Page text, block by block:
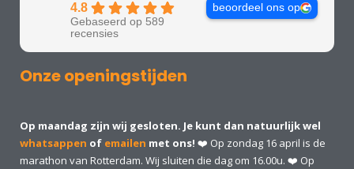
4.8
Gebaseerd op 589
recensies
beoordeel ons op
Onze openingstijden
Op maandag zijn wij gesloten. Je kunt dan natuurlijk wel
whatsappen of emailen met ons! ❤️ Op zondag 16 april is de
marathon van Rotterdam. Wij sluiten die dag om 16.00u. ❤️ Op